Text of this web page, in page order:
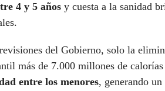
4 y 5 años y cuesta a la sanidad
del Gobierno, solo la
más de 7.000 millones de
entre los menores, generando